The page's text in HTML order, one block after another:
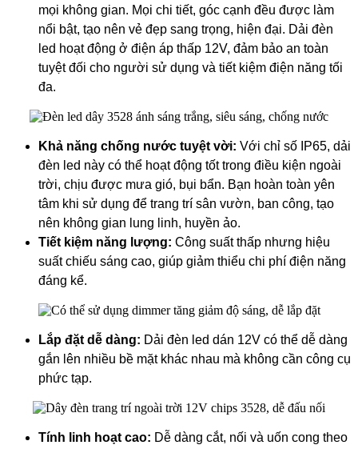
mọi không gian. Mọi chi tiết, góc cạnh đều được làm
nổi bật, tạo nên vẻ đẹp sang trọng, hiện đại. Dải đèn
led hoạt động ở điện áp thấp 12V, đảm bảo an toàn
tuyệt đối cho người sử dụng và tiết kiệm điện năng tối
đa.
Khả năng chống nước tuyệt vời: Với chỉ số IP65, dải
đèn led này có thể hoạt động tốt trong điều kiện ngoài
trời, chịu được mưa gió, bụi bẩn. Bạn hoàn toàn yên
tâm khi sử dụng để trang trí sân vườn, ban công, tạo
nên không gian lung linh, huyền ảo.
Tiết kiệm năng lượng: Công suất thấp nhưng hiệu
suất chiếu sáng cao, giúp giảm thiểu chi phí điện năng
đáng kể.
Lắp đặt dễ dàng: Dải đèn led dán 12V có thể dễ dàng
gắn lên nhiều bề mặt khác nhau mà không cần công cụ
phức tạp.
Tính linh hoạt cao: Dễ dàng cắt, nối và uốn cong theo